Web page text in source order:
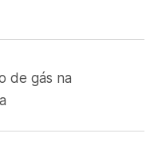
de gás na